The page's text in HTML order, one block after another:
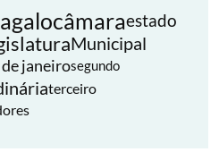
câmaraestado
Municipal
janeirosegundo
terceiro